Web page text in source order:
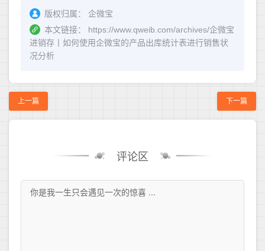
版权归属：
企微宝
本文链接：
https://www.qweib.com/archives/企微宝
进销存丨如何使用企微宝的产品出库统计表进行销售状
况分析
上一篇 下一篇
评论区